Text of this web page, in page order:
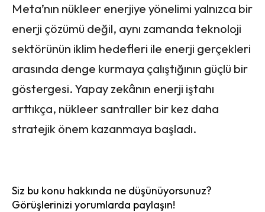
Meta’nın nükleer enerjiye yönelimi yalnızca bir
enerji çözümü değil, aynı zamanda teknoloji
sektörünün iklim hedefleri ile enerji gerçekleri
arasında denge kurmaya çalıştığının güçlü bir
göstergesi. Yapay zekânın enerji iştahı
arttıkça, nükleer santraller bir kez daha
stratejik önem kazanmaya başladı.
Siz bu konu hakkında ne düşünüyorsunuz?
Görüşlerinizi yorumlarda paylaşın!